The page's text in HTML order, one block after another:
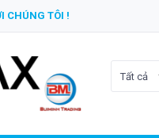
CHÚNG TÔI !
Tất cả